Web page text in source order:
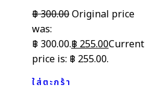
฿300.00Original price
was:
฿ 300.00.฿255.00Current
price is: ฿ 255.00.
ใส่ตะกร้า